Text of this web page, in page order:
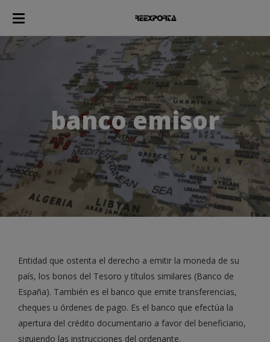
banco emisor
Entidad que ostenta el derecho a emitir la moneda de su
país, los bonos del Tesoro y títulos similares (Banco de
España). También es el banco que emite transferencias,
cheques u órdenes de pago. Es el banco que efectúa la
apertura del crédito documentario a favor del beneficiario,
siguiendo las instrucciones del ordenante.